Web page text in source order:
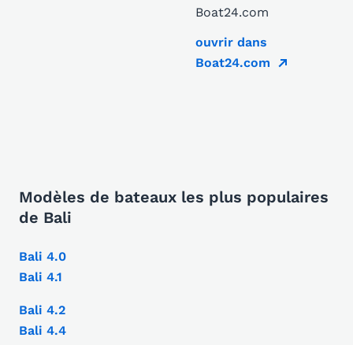
Boat24.com
ouvrir dans
Boat24.com
Modèles de bateaux les plus populaires
de Bali
Bali 4.0
Bali 4.1
Bali 4.2
Bali 4.4